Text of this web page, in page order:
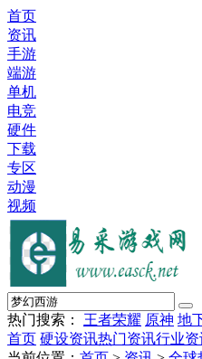
首页
资讯
手游
端游
单机
电竞
硬件
下载
专区
动漫
视频
热门搜索： 王者荣耀 原神 地
首页 硬设资讯热门资讯行业资